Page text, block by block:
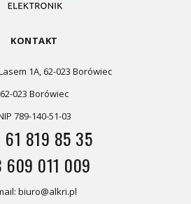
KONTAKT
1A, 62-023 Borówiec
62-023 Borówiec
789-140-51-03
61 819 85 35
609 011 009
biuro@alkri.pl